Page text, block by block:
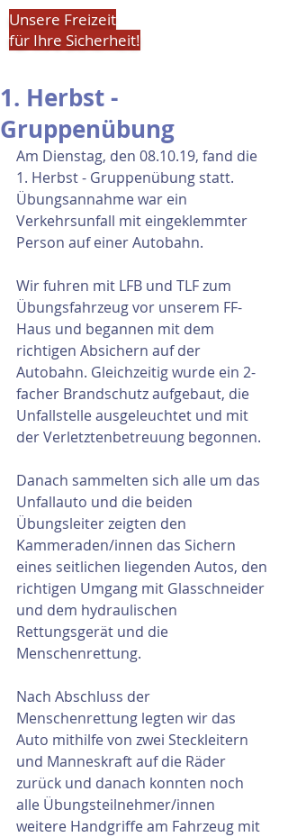
Unsere Freizeit
für Ihre Sicherheit!
1. Herbst -
Gruppenübung
Am Dienstag, den 08.10.19, fand die
1. Herbst - Gruppenübung statt.
Übungsannahme war ein
Verkehrsunfall mit eingeklemmter
Person auf einer Autobahn.
Wir fuhren mit LFB und TLF zum
Übungsfahrzeug vor unserem FF-
Haus und begannen mit dem
richtigen Absichern auf der
Autobahn. Gleichzeitig wurde ein 2-
facher Brandschutz aufgebaut, die
Unfallstelle ausgeleuchtet und mit
der Verletztenbetreuung begonnen.
Danach sammelten sich alle um das
Unfallauto und die beiden
Übungsleiter zeigten den
Kammeraden/innen das Sichern
eines seitlichen liegenden Autos, den
richtigen Umgang mit Glasschneider
und dem hydraulischen
Rettungsgerät und die
Menschenrettung.
Nach Abschluss der
Menschenrettung legten wir das
Auto mithilfe von zwei Steckleitern
und Manneskraft auf die Räder
zurück und danach konnten noch
alle Übungsteilnehmer/innen
weitere Handgriffe am Fahrzeug mit